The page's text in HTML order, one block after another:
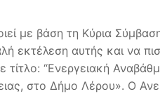
με βάση τη Κύρια
αυτής και να
“Ενεργειακή
στο Δήμο Λέρου». Ο